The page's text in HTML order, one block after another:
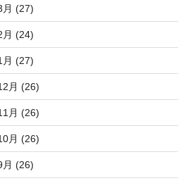
月 (27)
月 (24)
月 (27)
月 (26)
月 (26)
月 (26)
月 (26)